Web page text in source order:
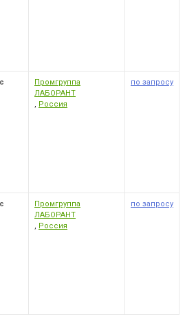
Промгруппа
ЛАБОРАНТ
, Россия
по запросу
Промгруппа
ЛАБОРАНТ
, Россия
по запросу